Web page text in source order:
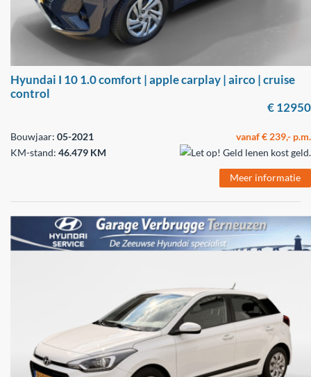
Hyundai I 10 1.0 comfort | apple carplay | airco | cruise
control
€ 12950
Bouwjaar: 05-2021
KM-stand: 46.479 KM
vanaf € 239,- p.m.
Meer informatie